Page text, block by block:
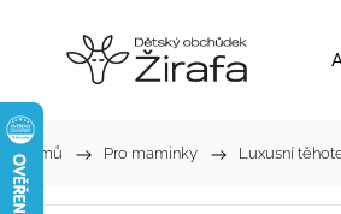
Domů / Pro maminky / Luxusní